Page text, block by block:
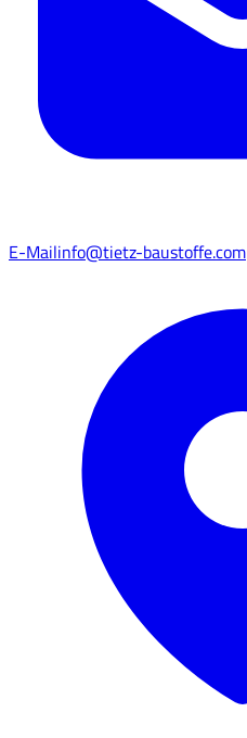
E-Mailinfo@tietz-baustoffe.com